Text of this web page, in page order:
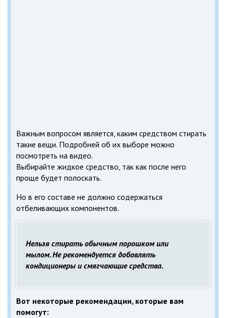
Важным вопросом является, каким средством стирать
такие вещи. Подробней об их выборе можно
посмотреть на видео.
Выбирайте жидкое средство, так как после него
проще будет полоскать.
Но в его составе не должно содержаться
отбеливающих компонентов.
Нельзя стирать обычным порошком или
мылом. Не рекомендуется добавлять
кондиционеры и смягчающие средства.
Вот некоторые рекомендации, которые вам
помогут: